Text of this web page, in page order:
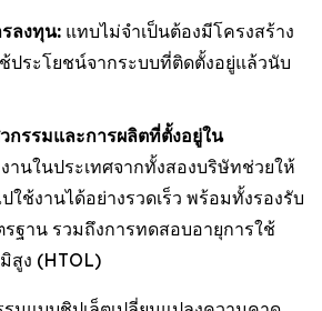
ลงทุน: แทบไม่จำเป็นต้องมีโครงสร้าง
ประโยชน์จากระบบที่ติดตั้งอยู่แล้วนับ
กรรมและการผลิตที่ตั้งอยู่ใน
านในประเทศจากทั้งสองบริษัทช่วยให้
ใช้งานได้อย่างรวดเร็ว พร้อมทั้งรองรับ
ฐาน รวมถึงการทดสอบอายุการใช้
สูง (HTOL)